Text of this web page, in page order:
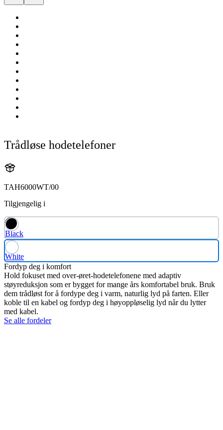
Trådløse hodetelefoner
TAH6000WT/00
Tilgjengelig i
Black
White
Fordyp deg i komfort
Hold fokuset med over-øret-hodetelefonene med adaptiv
støyreduksjon som er bygget for mange års komfortabel bruk. Bruk
dem trådløst for å fordype deg i varm, naturlig lyd på farten. Eller
koble til en kabel og fordyp deg i høyoppløselig lyd når du lytter
med kabel.
Se alle fordeler